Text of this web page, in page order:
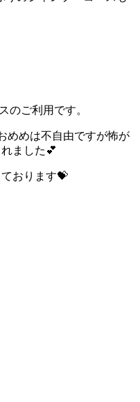
のご利用です。
めめは不自由ですが怖が
ました💕
おります💝